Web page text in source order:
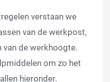
verstaan we
van de werkpost,
de werkhoogte.
om zo het
hieronder.